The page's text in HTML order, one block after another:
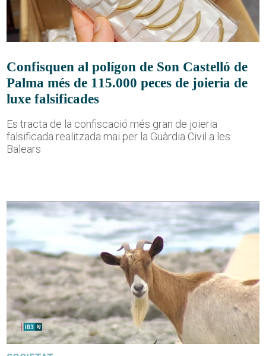
Confisquen al polígon de Son Castelló de
Palma més de 115.000 peces de joieria de
luxe falsificades
Es tracta de la confiscació més gran de joieria
falsificada realitzada mai per la Guàrdia Civil a les
Balears